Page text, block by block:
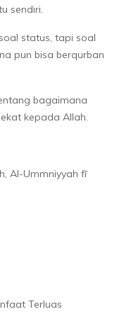
sendiri.
status, tapi soal
pun bisa berqurban
bagaimana
kepada Allah.
Al-Ummniyyah fī
Terluas